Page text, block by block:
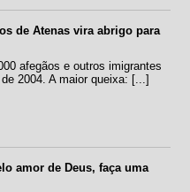
de Atenas vira abrigo para
afegãos e outros imigrantes
2004. A maior queixa: [...]
amor de Deus, faça uma